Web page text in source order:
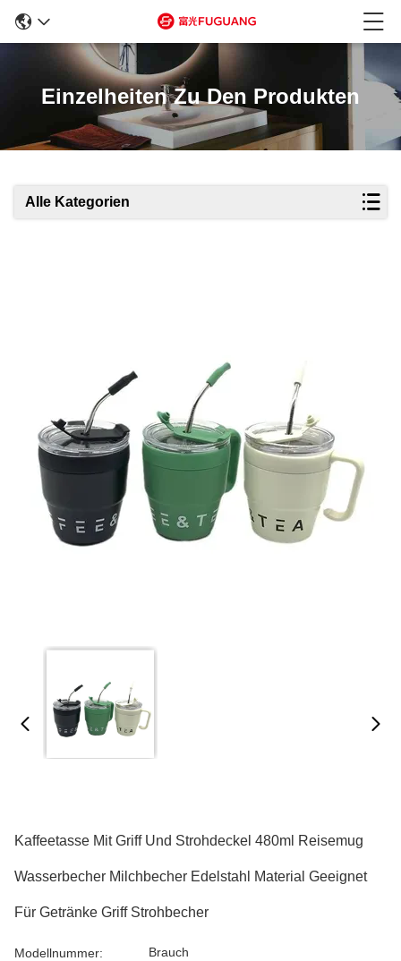
Einzelheiten Zu Den Produkten
Alle Kategorien
Kaffeetasse Mit Griff Und Strohdeckel 480ml Reisemug
Wasserbecher Milchbecher Edelstahl Material Geeignet
Für Getränke Griff Strohbecher
Modellnummer: Brauch